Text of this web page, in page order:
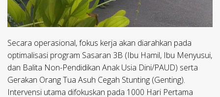
Secara operasional, fokus kerja akan diarahkan pada
optimalisasi program Sasaran 3B (Ibu Hamil, Ibu Menyusui,
dan Balita Non-Pendidikan Anak Usia Dini/PAUD) serta
Gerakan Orang Tua Asuh Cegah Stunting (Genting).
Intervensi utama difokuskan pada 1000 Hari Pertama